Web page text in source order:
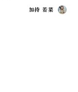
加持 若菜